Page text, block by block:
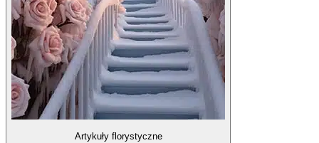
Artykuły florystyczne